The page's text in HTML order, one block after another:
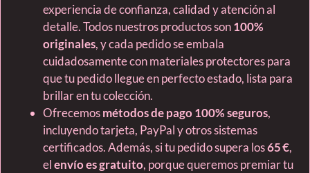
experiencia de confianza, calidad y atención al
detalle. Todos nuestros productos son100%
originales, y cada pedido se embala
cuidadosamente con materiales protectores para
que tu pedido llegue en perfecto estado, lista para
brillar en tu colección.
Ofrecemosmétodos de pago 100% seguros,
incluyendo tarjeta, PayPal y otros sistemas
certificados. Además, si tu pedido supera los65 €,
elenvío es gratuito, porque queremos premiar tu